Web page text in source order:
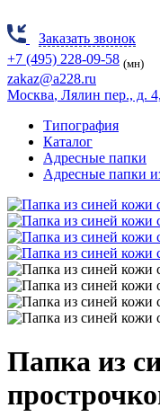
Заказать звонок
+7 (495) 228-09-58 (мн)
zakaz@a228.ru
Москва, Лялин пер., д.
Типография
Каталог
Адресные папки
Адресные папки
Папка из